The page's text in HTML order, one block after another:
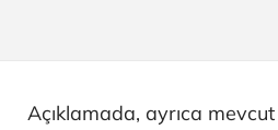
Açıklamada, ayrıca mevcut